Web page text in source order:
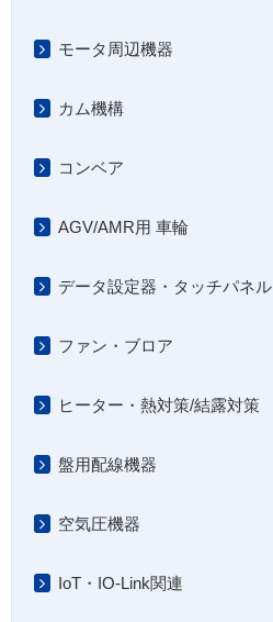
モータ周辺機器
カム機構
コンベア
AGV/AMR用 車輪
データ設定器・タッチパネル
ファン・ブロア
ヒーター・熱対策/結露対策
盤用配線機器
空気圧機器
IoT・IO-Link関連